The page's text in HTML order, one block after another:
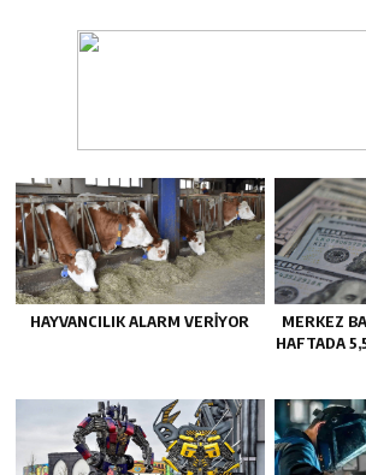
HAYVANCILIK ALARM VERIYOR
MERKEZ
HAFTADA